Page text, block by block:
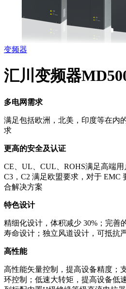
变频器
汇川变频器
多电网需求
满足包括欧洲，北美，印度等在内
求
更高的安全及认证
CE、UL、CUL、ROHS满足高端用
C3，C2 满足欧盟要求，对于 EMC
合解决方案
特色设计
精细化设计，体积减少 30%；完善
寿命设计；独立风道设计，可抵抗
高性能
高性能矢量控制，提高设备精度；
环控制；低速大转矩，提高设备低